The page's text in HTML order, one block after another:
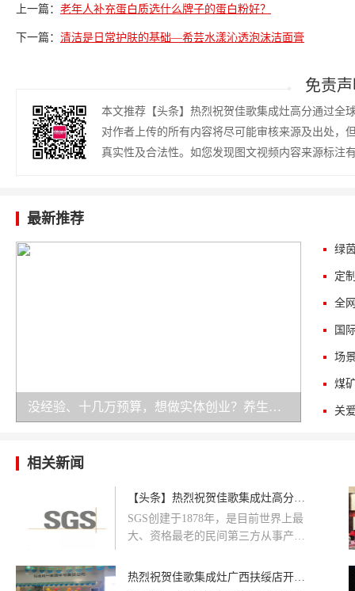
上一篇： 老年人补充蛋白质选什么牌子的蛋白粉好？
下一篇： 清洁是日常护肤的基础—希芸水漾沁透泡沫洁面膏
免责
本文推荐【头条】热烈祝贺佳歌集成灶高分通过全
对作者上传的所有内容将尽可能审核来源及出处，
真实性及合法性。如您发现图文视频内容来源标注
最新推荐
没经验、十几万预算，想做实体创业？养生加盟是务实之选！
相关新闻
【头条】热烈祝贺佳歌集成灶高分通过全球领先的SGS检测
SGS创建于1878年，是目前世界上最
大、资格最老的民间第三方从事产品
部设在日内瓦,在世界各地设有1800多
热烈祝贺佳歌集成灶广西扶绥店开业试营业活动圆满成功！火爆全城